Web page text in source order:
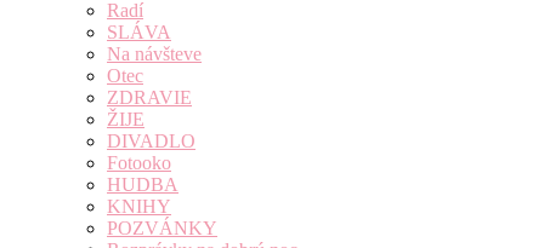
Radí
SLÁVA
Na návšteve
Otec
ZDRAVIE
ŽIJE
DIVADLO
Fotooko
HUDBA
KNIHY
POZVÁNKY